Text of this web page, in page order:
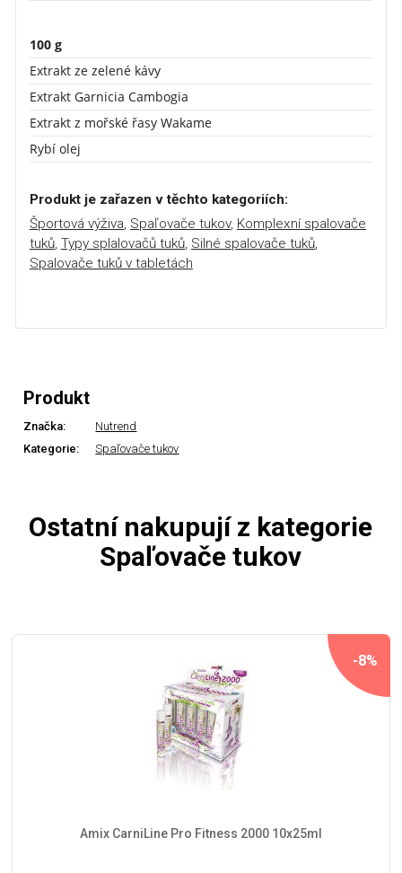
100 g
Extrakt ze zelené kávy
Extrakt Garnicia Cambogia
Extrakt z mořské řasy Wakame
Rybí olej
Produkt je zařazen v těchto kategoriích:
Športová výživa, Spaľovače tukov, Komplexní spalovače
tuků, Typy splalovačů tuků, Silné spalovače tuků,
Spalovače tuků v tabletách
Produkt
Značka:
Nutrend
Kategorie:
Spaľovače tukov
Ostatní nakupují z kategorie
Spaľovače tukov
-8%
Amix CarniLine Pro Fitness 2000 10x25ml